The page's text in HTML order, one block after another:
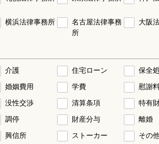
横浜法律事務所
名古屋法律事務
所
大阪
介護 住宅ローン
保全
婚姻費用 学費
慰謝
没性交渉 清算条項
特有
調停 財産分与
離婚
興信所 ストーカー その